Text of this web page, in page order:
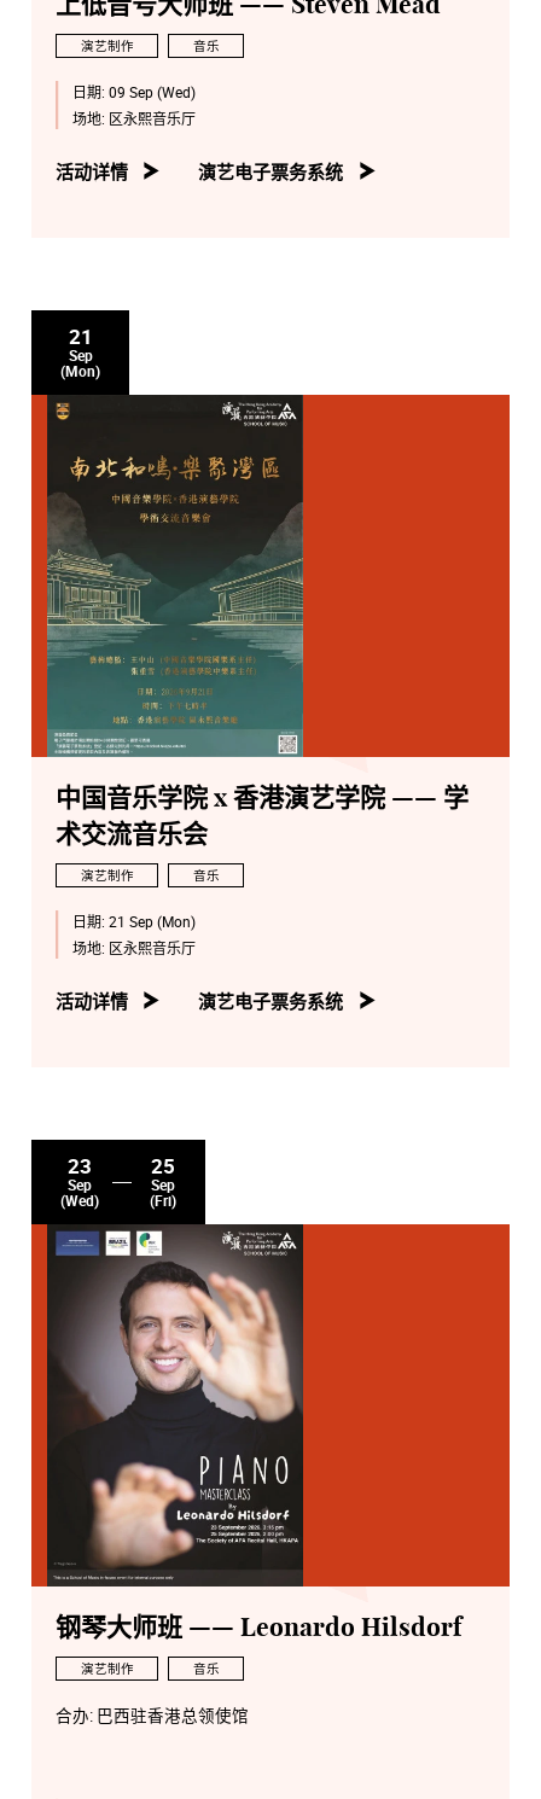
上低音号大师班 —— Steven Mead
演艺制作 音乐
日期: 09 Sep (Wed)
场地: 区永熙音乐厅
活动详情 演艺电子票务系统
21
Sep
(Mon)
中国音乐学院 x 香港演艺学院 —— 学
术交流音乐会
演艺制作 音乐
日期: 21 Sep (Mon)
场地: 区永熙音乐厅
活动详情 演艺电子票务系统
23
Sep
(Wed)
25
Sep
(Fri)
钢琴大师班 —— Leonardo Hilsdorf
演艺制作 音乐
合办: 巴西驻香港总领使馆